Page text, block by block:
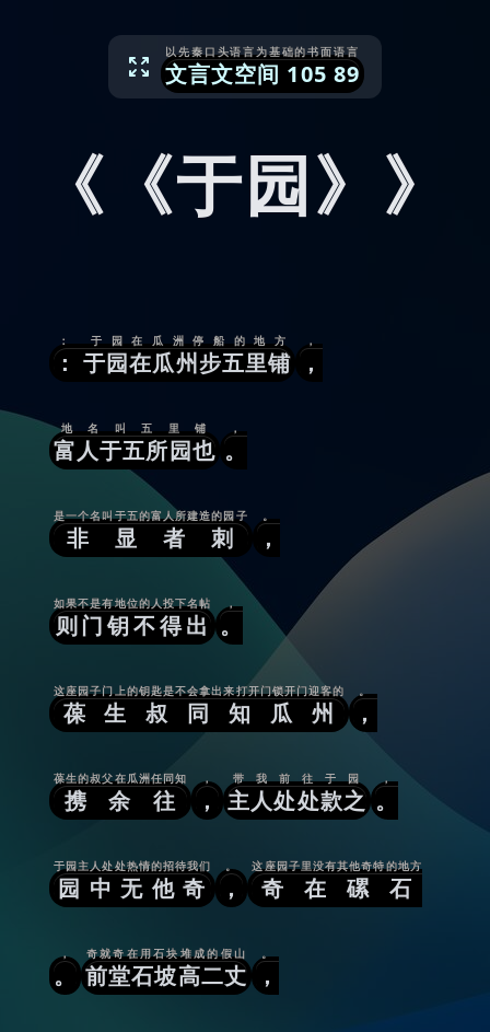
文言文空间 105 89
以先秦口头语言为基础的书面语言
《《于园》》
： 于园在瓜州步五里铺
： 于园在瓜洲停船的地方
，
，
富人于五所园也
地名叫五里铺
。
，
非显者刺
是一个名叫于五的富人所建造的园子
，
。
则门钥不得出
如果不是有地位的人投下名帖
。
，
葆生叔同知瓜州
这座园子门上的钥匙是不会拿出来打开门锁开门迎客的
，
。
携余往
葆生的叔父在瓜洲任同知
，
，
主人处处款之
带我前往于园
。
，
园中无他奇
于园主人处处热情的招待我们
，
。
奇在磥石
这座园子里没有其他奇特的地方
。
，
前堂石坡高二丈
奇就奇在用石块堆成的假山
，
。